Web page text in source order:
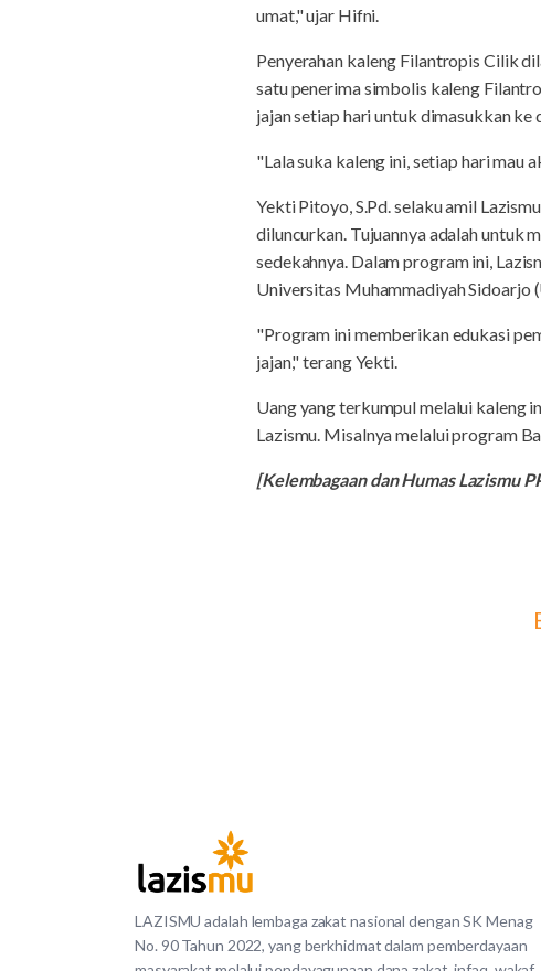
umat," ujar Hifni.
Penyerahan kaleng Filantropis Cilik
satu penerima simbolis kaleng
jajan setiap hari untuk dimasukkan
"Lala suka kaleng ini, setiap hari mau
Yekti Pitoyo, S.Pd. selaku amil
diluncurkan. Tujuannya adalah untuk
sedekahnya. Dalam program ini,
Universitas Muhammadiyah Sidoarjo
"Program ini memberikan edukasi
jajan," terang Yekti.
Uang yang terkumpul melalui kaleng
Lazismu. Misalnya melalui program
[Kelembagaan dan Humas Lazismu
LAZISMU adalah lembaga zakat nasional dengan SK Menag
No. 90 Tahun 2022, yang berkhidmat dalam pemberdayaan